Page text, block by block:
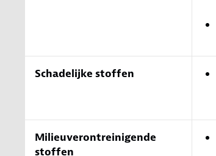
Schadelijke stoffen
Milieuverontreinigende
stoffen